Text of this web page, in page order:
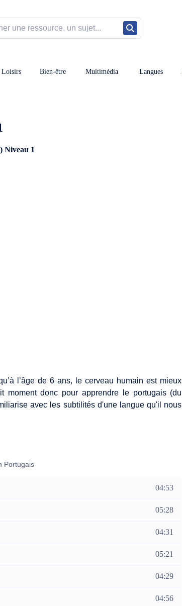
Loisirs Bien-être Multimédia Langues
Niveau 1
l’âge de 6 ans, le cerveau humain est mieux
moment donc pour apprendre le portugais (du
avec les subtilités d'une langue qu'il nous
Portugais
04:53
05:28
04:31
05:21
04:29
04:56